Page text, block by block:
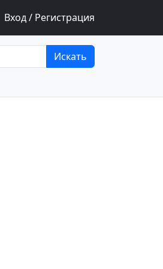
Вход / Регистрация
Искать